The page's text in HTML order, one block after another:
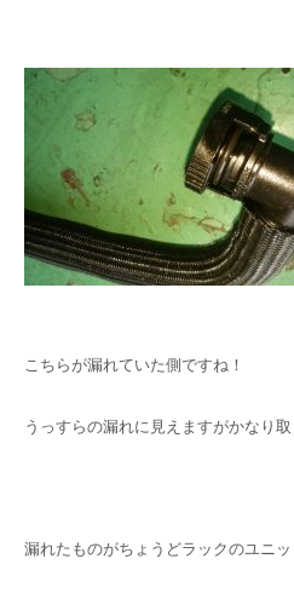
こちらが漏れていた側ですね！
うっすらの漏れに見えますがかなり
漏れたものがちょうどラックのユニ